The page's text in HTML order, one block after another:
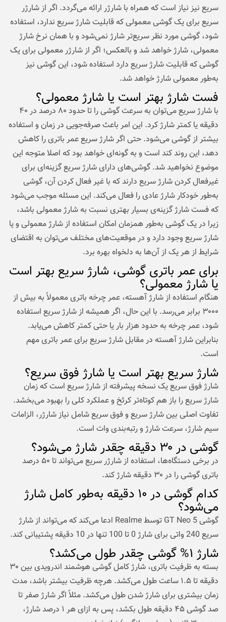
سریع نیز نیاز است که همراه با شارژر ارائه می‌گردد. اگر از شارژر
سریع برای یک گوشی معمولی که قابلیت شارژ سریع ندارد، استفاده
شود، گوشی مورد نظر سریع‌تر شارژ نمی‌شود و با همان نرخ شارژ
معمولی، شارژ خواهد شد و بالعکس؛ اگر از شارژر معمولی برای یک
گوشی که قابلیت شارژ سریع دارد استفاده شود، این گوشی نیز
به‌طور معمولی شارژ خواهد شد.
فست شارژ بهتر است یا شارژ معمولی؟
با شارژ سریع می‌توان به سرعت گوشی را تا حدود ۸۰ درصد در ۴۰
دقیقه یا کمتر شارژ کرد. این امر باعث صرفه‌جویی در زمان و استفاده
بیشتر از گوشی می‌شود. حتی اگر شارژ سریع عمر باتری را کاهش
دهد، این روند کند است و به گونه‌ای خواهد بود که اصلا متوجه این
موضوع نخواهید شد. گوشی‌های دارای شارژ سریع گزینه‌ای برای
غیرفعال کردن شارژ سریع دارند که با غیر فعال کردن آن، گوشی
به‌طور خودکار شارژ عادی را فعال می‌کند. این مسئله موجب می‌شود
که فست شارژ گزینه‌ی بسیار بهتری نسبت به شارژ معمولی باشد،
زیرا در یک گوشی به‌طور همزمان امکان استفاده از شارژ معمولی و یا
شارژ سریع وجود دارد و در موقعیت‌های مختلف می‌توان به اقتضای
شرایط از هر یک از آن‌ها به دلخواه بهره برد.
برای عمر باتری گوشی، شارژ سریع بهتر است
یا شارژ معمولی؟
هنگام استفاده از شارژ آهسته، عمر چرخه باتری معمولاً به بیش از
۳۰۰۰ برابر می‌رسد. با این حال، اگر همیشه از شارژ سریع استفاده
شود، عمر چرخه به حدود هزار بار یا حتی کمتر کاهش می‌یابد.
بنابراین شارژ آهسته در مقابل شارژ سریع برای عمر باتری مهم
است.
شارژ سریع بهتر است یا شارژ فوق سریع؟
شارژ فوق سریع یک نسخه پیشرفته از شارژ سریع است که زمان
شارژ سریع را باز هم کوتاه‌تر کرئخ و عملکرد کلی را بهبود می‌بخشد.
تفاوت اصلی بین شارژ سریع و فوق سریع شامل نیاز شارژر، الزامات
سیم شارژ، سرعت شارژ و رتبه‌بندی وات است.
گوشی در ۳۰ دقیقه چقدر شارژ می‌شود؟
در برخی دستگاه‌ها، استفاده از شارژر سریع می‌تواند تا ۵۰ درصد
باتری گوشی را در ۳۰ دقیقه شارژ کند.
کدام گوشی در ۱۰ دقیقه به‌طور کامل شارژ
می‌شود؟
گوشی GT Neo 5 توسط Realme ادعا می‌کند که می‌تواند از شارژ
سریع 240 واتی برای شارژ 0 تا 100 تنها در 10 دقیقه پشتیبانی کند.
شارژ ۱% گوشی چقدر طول می‌کشد؟
بسته به ظرفیت باتری، شارژ کامل گوشی هوشمند اندرویدی بین ۳۰
دقیقه تا ۱.۵ ساعت طول می‌کشد. هرچه ظرفیت بیشتر باشد، مدت
زمان بیشتری برای شارژ شدن طول می‌کشد. مثلاً اگر شارژ صفر تا
صد گوشی ۴۵ دقیقه طول بکشد، پس به ازای هر ۱ درصد شارژ،